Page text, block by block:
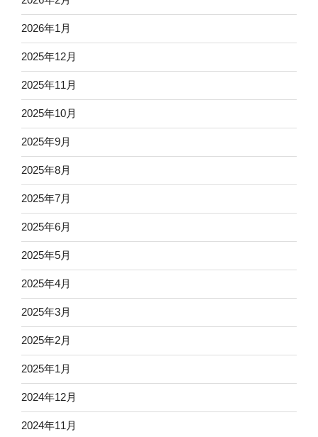
2026年1月
2025年12月
2025年11月
2025年10月
2025年9月
2025年8月
2025年7月
2025年6月
2025年5月
2025年4月
2025年3月
2025年2月
2025年1月
2024年12月
2024年11月